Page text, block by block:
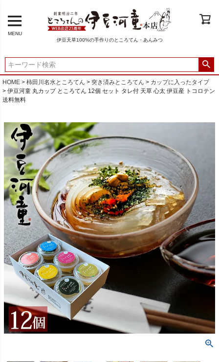
MENU
伊豆天草100%の手作りのところてん・あんみつ
HOME 柿田川名水ところてん 突き済みところてん
カップに入ったタイプ
伊豆河童 丸カップ ところてん 12個 セット タレ付 天草 心太 伊豆産 トコロテン
送料無料